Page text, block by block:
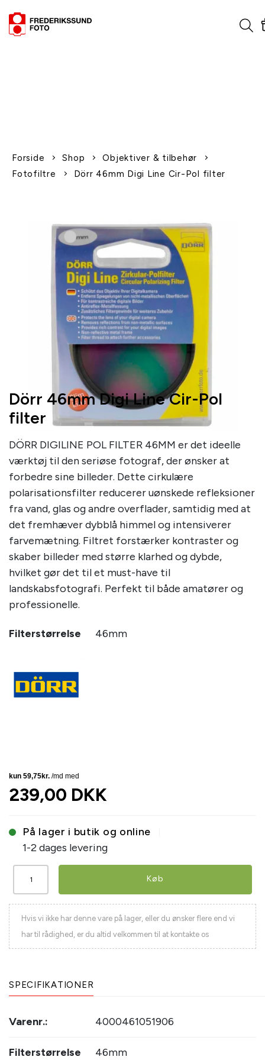
Forside Shop
Objektiver & tilbehør
Fotofiltre
Dörr 46mm Digi Line Cir-Pol filter
Dörr 46mm Digi Line Cir-Pol
filter
DÖRR DIGILINE POL FILTER 46MM er det ideelle
værktøj til den seriøse fotograf, der ønsker at
forbedre sine billeder. Dette cirkulære
polarisationsfilter reducerer uønskede refleksioner
fra vand, glas og andre overflader, samtidig med at
det fremhæver dybblå himmel og intensiverer
farvemætning. Filtret forstærker kontraster og
skaber billeder med større klarhed og dybde,
hvilket gør det til et must-have til
landskabsfotografi. Perfekt til både amatører og
professionelle.
Filterstørrelse 46mm
239,00 DKK
På lager i butik og online
1-2 dages levering
Køb
Hvis vi ikke har denne vare på lager, eller du ønsker flere end vi
har til rådighed, er du altid velkommen til at kontakte os
SPECIFIKATIONER
Varenr.: 4000461051906
Filterstørrelse 46mm